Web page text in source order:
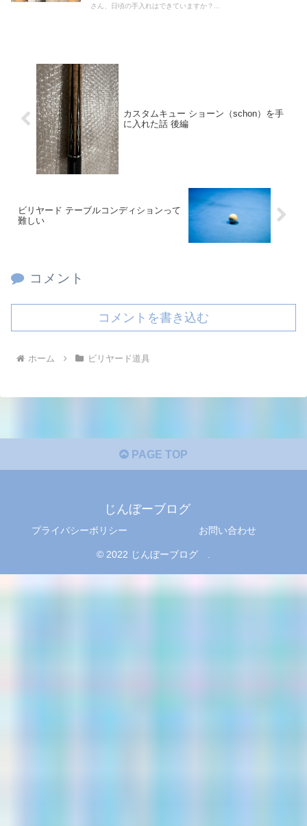
さん、日頃の手入れはできていますか？...
カスタムキュー ショーン（schon）を手
に入れた話 後編
ビリヤード テーブルコンディションって
難しい
コメント
コメントを書き込む
ホーム ビリヤード道具
PAGE TOP
じんぼーブログ
プライバシーポリシー お問い合わせ
© 2022 じんぼーブログ .